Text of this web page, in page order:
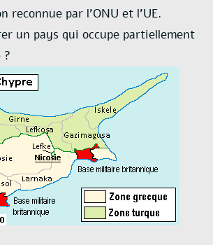
reconnue par l’ONU et l’UE.
un pays qui occupe partiellement
?